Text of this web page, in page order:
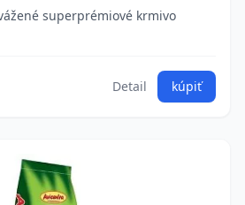
superprémiové krmivo
Detail kúpiť